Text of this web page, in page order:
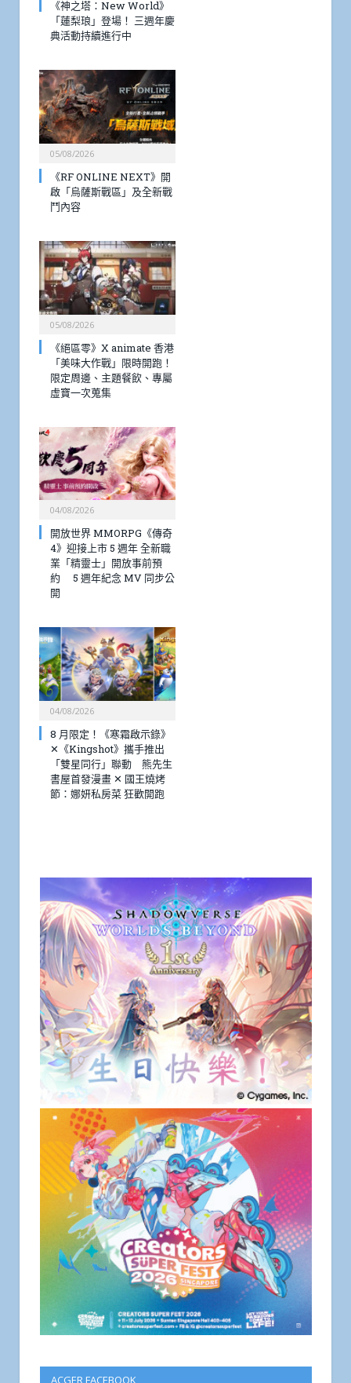
《神之塔：New World》
「蓮梨琅」登場！ 三週年慶
典活動持續進行中
05/08/2026
《RF ONLINE NEXT》開
啟「烏薩斯戰區」及全新戰
鬥內容
05/08/2026
《絕區零》X animate 香港
「美味大作戰」限時開跑！
限定周邊、主題餐飲、專屬
虛寶一次蒐集
04/08/2026
開放世界 MMORPG《傳奇
4》迎接上市 5 週年 全新職
業「精靈士」開放事前預
約 5 週年紀念 MV 同步公
開
04/08/2026
8 月限定！《寒霜啟示錄》
✕《Kingshot》攜手推出
「雙星同行」聯動 熊先生
書屋首發漫畫 ✕ 國王燒烤
節：娜妍私房菜 狂歡開跑